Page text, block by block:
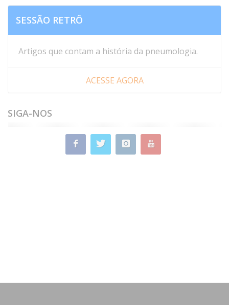
SESSÃO RETRÔ
Artigos que contam a história da pneumologia.
ACESSE AGORA
SIGA-NOS